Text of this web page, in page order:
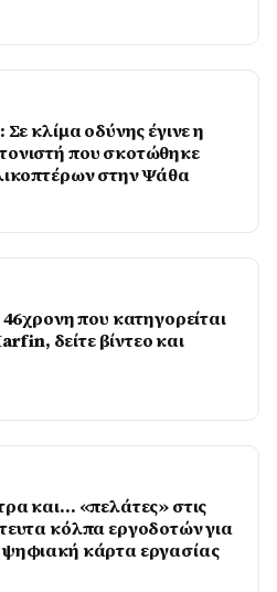
κλίμα οδύνης έγινε η
που σκοτώθηκε
στην Ψάθα
που κατηγορείται
δείτε βίντεο και
και… «πελάτες» στις
κόλπα εργοδοτών για
κάρτα εργασίας